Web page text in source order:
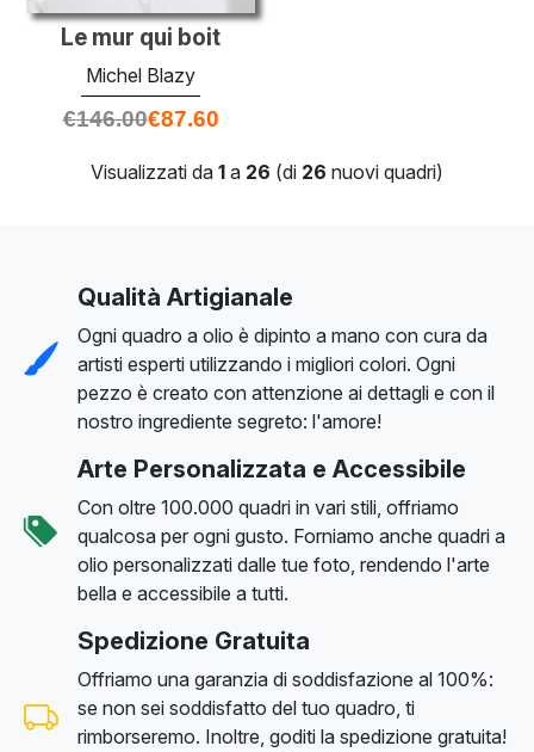
Le mur qui boit
Michel Blazy
€146.00€87.60
Visualizzati da 1 a 26 (di 26 nuovi quadri)
Qualità Artigianale
Ogni quadro a olio è dipinto a mano con cura da
artisti esperti utilizzando i migliori colori. Ogni
pezzo è creato con attenzione ai dettagli e con il
nostro ingrediente segreto: l'amore!
Arte Personalizzata e Accessibile
Con oltre 100.000 quadri in vari stili, offriamo
qualcosa per ogni gusto. Forniamo anche quadri a
olio personalizzati dalle tue foto, rendendo l'arte
bella e accessibile a tutti.
Spedizione Gratuita
Offriamo una garanzia di soddisfazione al 100%:
se non sei soddisfatto del tuo quadro, ti
rimborseremo. Inoltre, goditi la spedizione gratuita!